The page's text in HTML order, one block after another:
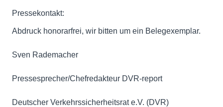
Pressekontakt:
Abdruck honorarfrei, wir bitten um ein Belegexemplar.
Sven Rademacher
Pressesprecher/Chefredakteur DVR-report
Deutscher Verkehrssicherheitsrat e.V. (DVR)